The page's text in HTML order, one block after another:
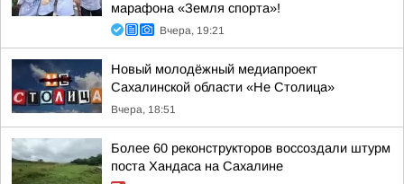
марафона «Земля спорта»!
Вчера, 19:21
Новый молодёжный медиапроект
Сахалинской области «Не Столица»
Вчера, 18:51
Более 60 реконструкторов воссоздали штурм
поста Хандаса на Сахалине